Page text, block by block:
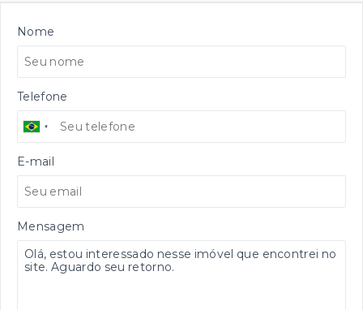
Nome
Telefone
E-mail
Mensagem